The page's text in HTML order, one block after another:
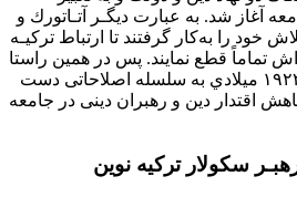
آﻏﺎز ﺷﺪ. ﺑﻪ ﻋﺒﺎرت دﻳﮕـﺮ آﺗـﺎﺗﻮرك و
ﺧﻮد را ﺑﻪﻛﺎر ﮔﺮﻓﺘﻨﺪ ﺗﺎ ارﺗﺒﺎط ﺗﺮﻛﻴـﻪ
ﺗﻤﺎﻣﺎً ﻗﻄﻊ ﻧﻤﺎﻳﻨﺪ. ﭘﺲ در ﻫﻤﻴﻦ راﺳﺘﺎ
از آﻏﺎز ﻛـﺎر ﺧـﻮد در ﺳـﺎل ١٩٢٣ ﻣﻴﻼدي ﺑﻪ ﺳﻠﺴﻠﻪ اﺻﻼﺣﺎﺗﻰ دﺳﺖ
اﻗﺘﺪار دﻳﻦ و رﻫﺒﺮان دﻳﻨﻰ در ﺟﺎﻣﻌﻪ
ﺳﻜﻮﻻر ﺗﺮﻛﻴﻪ ﻧﻮﻳﻦ